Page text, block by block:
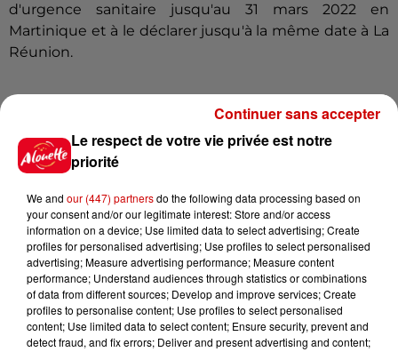
d'urgence sanitaire jusqu'au 31 mars 2022 en
Martinique et à le déclarer jusqu'à la même date à La
Réunion.
Infos Voir plus
8 août 2026
Aide carburant pour les "grands
rouleurs" : le délai pour la...
8 août 2026
Royan : elle tente d’écraser son
ex-conjoint et dit regretter...
Le respect de votre vie privée est notre
priorité
We and our (447) partnersdo the following data processing based on
your consent and/or our legitimate interest: Store and/or access
information on a device; Use limited data to select advertising; Create
profiles for personalised advertising; Use profiles to select personalised
advertising; Measure advertising performance; Measure content
performance; Understand audiences through statistics or combinations
of data from different sources; Develop and improve services; Create
profiles to personalise content; Use profiles to select personalised
content; Use limited data to select content; Ensure security, prevent and
detect fraud, and fix errors; Deliver and present advertising and content;
Continuer sans accepter